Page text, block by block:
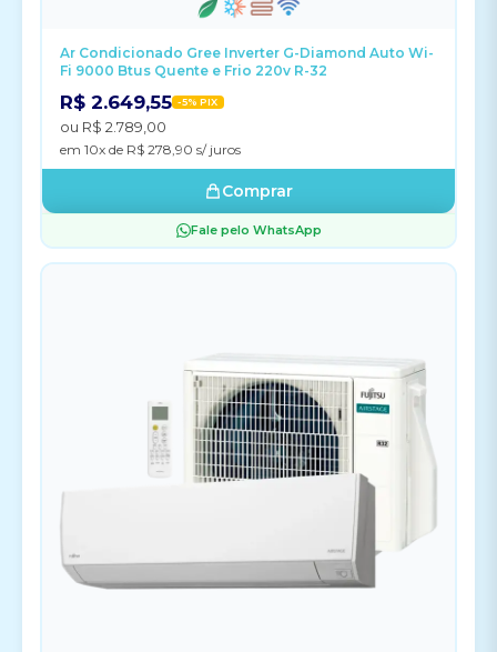
Ar Condicionado Gree Inverter G-Diamond Auto Wi-
Fi 9000 Btus Quente e Frio 220v R-32
R$ 2.649,55 -5% PIX
ou R$ 2.789,00
em 10x de R$ 278,90 s/ juros
Comprar
Fale pelo WhatsApp